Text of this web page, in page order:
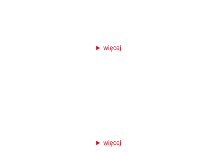
więcej
więcej